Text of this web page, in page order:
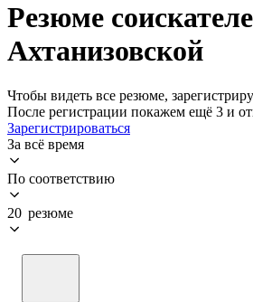
Резюме
Ахтанизовской
Чтобы видеть все резюме,
После регистрации покажем ещё 3 и
Зарегистрироваться
За всё время
По соответствию
20 резюме